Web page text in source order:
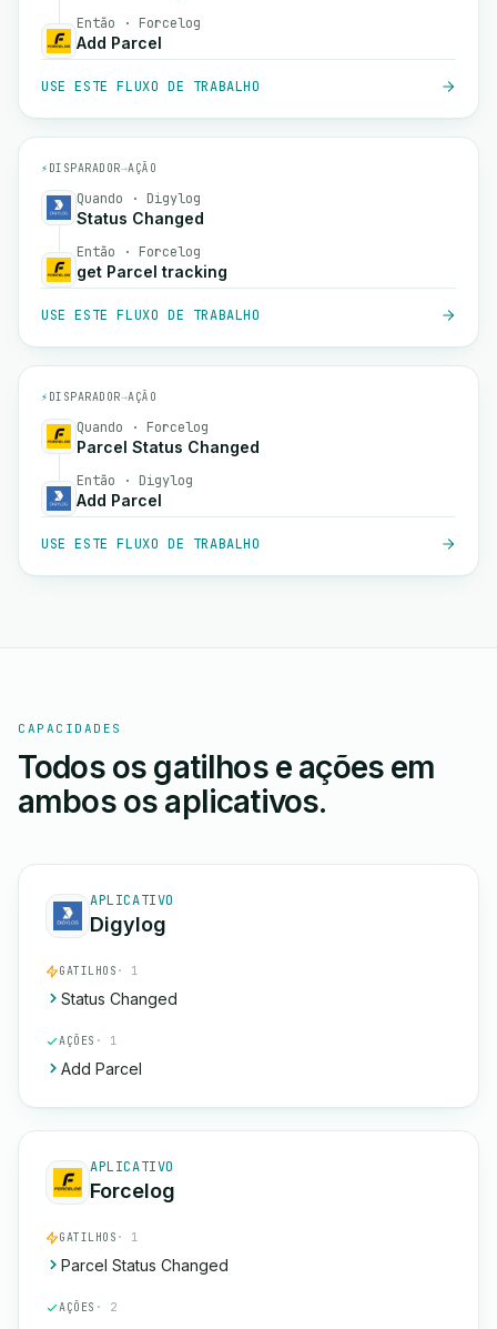
Então · Forcelog
Add Parcel
USE ESTE FLUXO DE TRABALHO
⚡ DISPARADOR→AÇÃO
Quando · Digylog
Status Changed
Então · Forcelog
get Parcel tracking
USE ESTE FLUXO DE TRABALHO
⚡ DISPARADOR→AÇÃO
Quando · Forcelog
Parcel Status Changed
Então · Digylog
Add Parcel
USE ESTE FLUXO DE TRABALHO
CAPACIDADES
Todos os gatilhos e ações em
ambos os aplicativos.
APLICATIVO
Digylog
GATILHOS · 1
Status Changed
AÇÕES · 1
Add Parcel
APLICATIVO
Forcelog
GATILHOS · 1
Parcel Status Changed
AÇÕES · 2